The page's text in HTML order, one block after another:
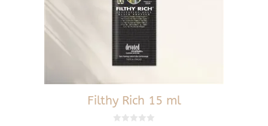
Filthy Rich 15 ml